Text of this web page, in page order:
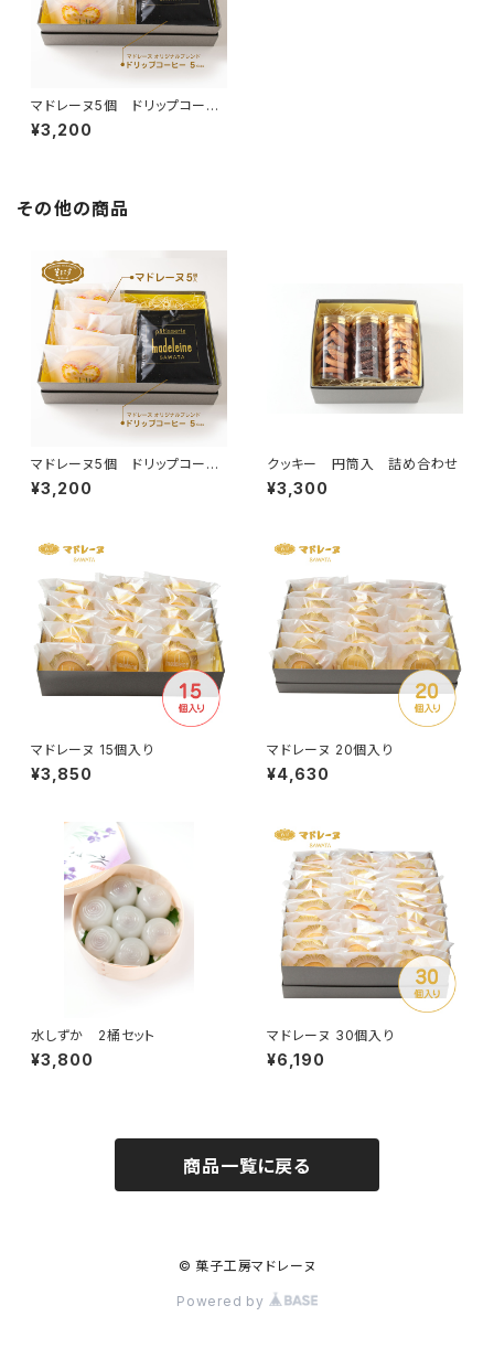
マドレーヌ5個 ドリップコーヒ
ー5杯分 セットB
¥3,200
その他の商品
マドレーヌ5個 ドリップコーヒ
ー5杯分 セットB
¥3,200
クッキー 円筒入 詰め合わせ
¥3,300
マドレーヌ 15個入り
¥3,850
マドレーヌ 20個入り
¥4,630
水しずか 2桶セット
¥3,800
マドレーヌ 30個入り
¥6,190
商品一覧に戻る
© 菓子工房マドレーヌ
Powered by